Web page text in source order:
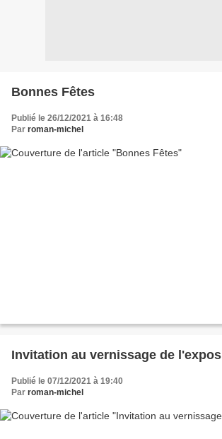
Bonnes Fêtes
Publié le 26/12/2021 à 16:48
Par roman-michel
Invitation au vernissage de
Publié le 07/12/2021 à 19:40
Par roman-michel